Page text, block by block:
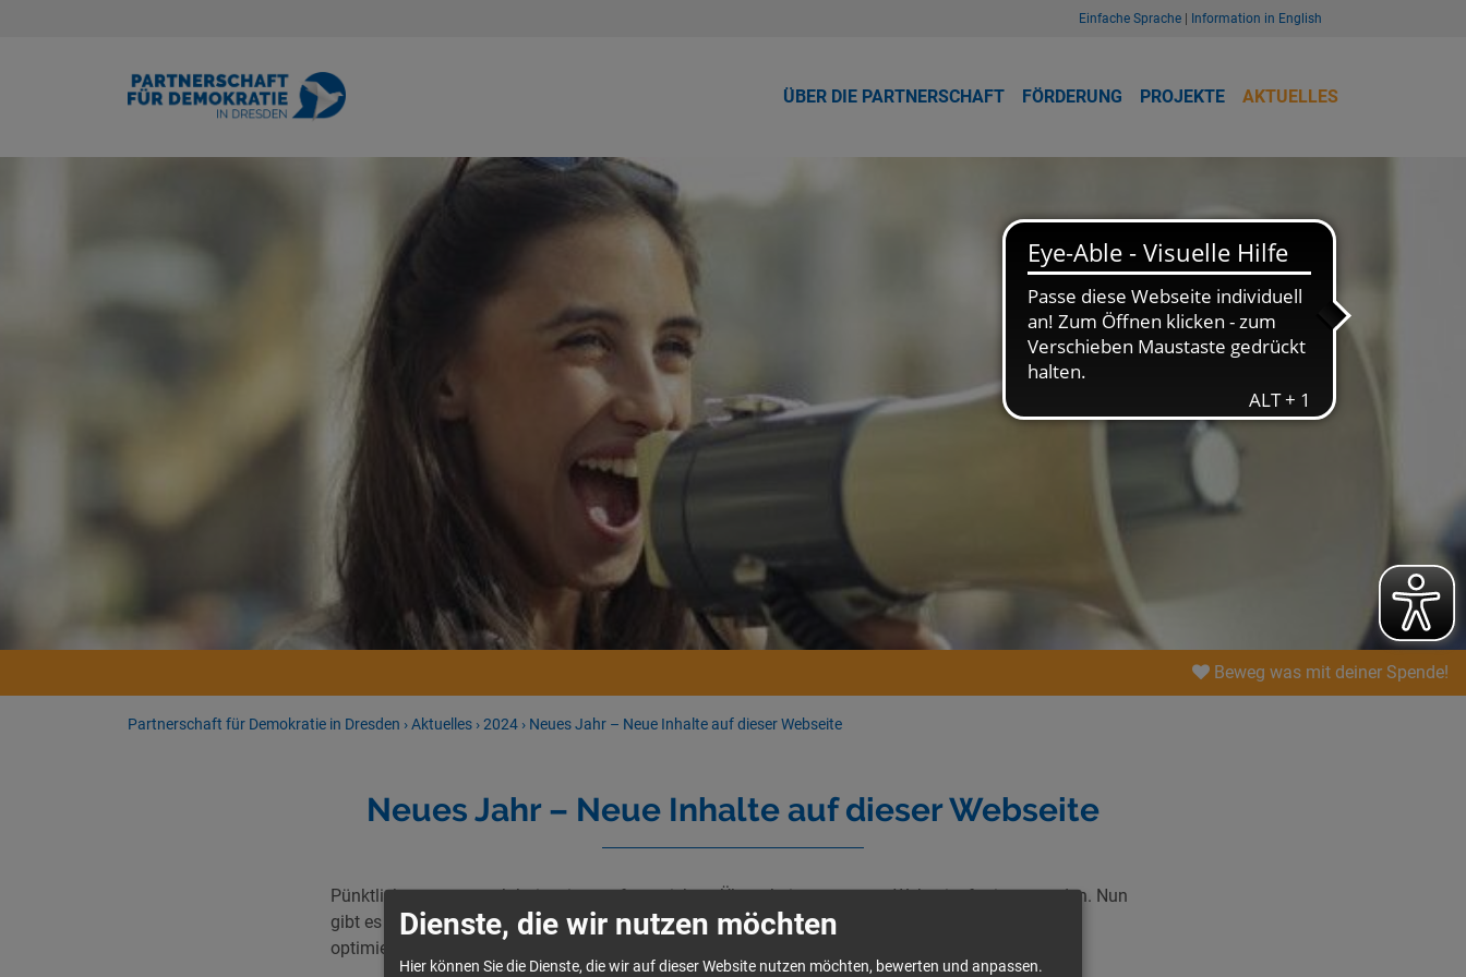
Einfache Sprache Information in English
ÜBER DIE PARTNERSCHAFT FÖRDERUNG PROJEKTE AKTUELLES
Beweg was mit deiner Spende!
Partnerschaft für Demokratie in Dresden ›Aktuelles ›2024 › Neues Jahr – Neue Inhalte auf dieser Webseite
Neues Jahr – Neue Inhalte auf dieser Webseite
Pünktlich zum neuen Jahr ist eine umfangreichere Überarbeitung unserer Webseite fertig geworden. Nun
gibt es hier vor allem mehr Informationen zur Projektförderung. Aber auch sonst haben wir einiges
optimiert.
Dienste, die wir nutzen möchten
Hier können Sie die Dienste, die wir auf dieser Website nutzen möchten, bewerten und anpassen.